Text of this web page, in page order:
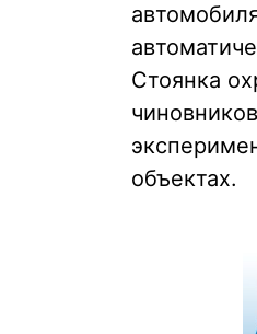
Стоянка
объектах.